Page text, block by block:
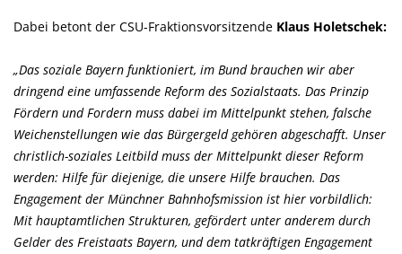
Dabei betont der CSU-Fraktionsvorsitzende Klaus Holetschek:
Das soziale Bayern funktioniert, im Bund brauchen wir aber
dringend eine umfassende Reform des Sozialstaats. Das Prinzip
Fördern und Fordern muss dabei im Mittelpunkt stehen, falsche
Weichenstellungen wie das Bürgergeld gehören abgeschafft. Unser
christlich-soziales Leitbild muss der Mittelpunkt dieser Reform
werden: Hilfe für diejenige, die unsere Hilfe brauchen. Das
Engagement der Münchner Bahnhofsmission ist hier vorbildlich:
Mit hauptamtlichen Strukturen, gefördert unter anderem durch
Gelder des Freistaats Bayern, und dem tatkräftigen Engagement